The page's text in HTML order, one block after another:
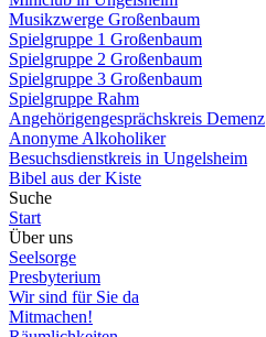
Musikzwerge Großenbaum
Spielgruppe 1 Großenbaum
Spielgruppe 2 Großenbaum
Spielgruppe 3 Großenbaum
Spielgruppe Rahm
Angehörigengesprächskreis Demenz
Anonyme Alkoholiker
Besuchsdienstkreis in Ungelsheim
Bibel aus der Kiste
Suche
Start
Über uns
Seelsorge
Presbyterium
Wir sind für Sie da
Mitmachen!